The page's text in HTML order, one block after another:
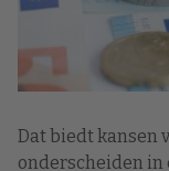
Dat biedt kansen
onderscheiden in